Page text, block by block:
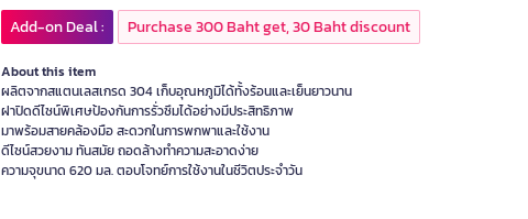
Add-on Deal : Purchase 300 Baht get, 30 Baht discount
About this item
ผลิตจากสแตนเลสเกรด 304 เก็บอุณหภูมิได้ทั้งร้อนและเย็นยาวนาน
ฝาปิดดีไซน์พิเศษป้องกันการรั่วซึมได้อย่างมีประสิทธิภาพ
มาพร้อมสายคล้องมือ สะดวกในการพกพาและใช้งาน
ดีไซน์สวยงาม ทันสมัย ถอดล้างทำความสะอาดง่าย
ความจุขนาด 620 มล. ตอบโจทย์การใช้งานในชีวิตประจำวัน